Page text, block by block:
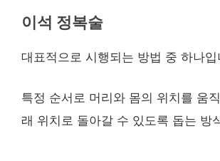
이석 정복술
대표적으로 시행되는 방법 중 하나입
특정 순서로 머리와 몸의 위치를 움
래 위치로 돌아갈 수 있도록 돕는 방